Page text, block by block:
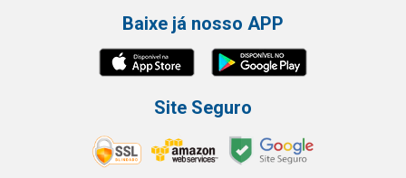
Baixe já nosso APP
Site Seguro